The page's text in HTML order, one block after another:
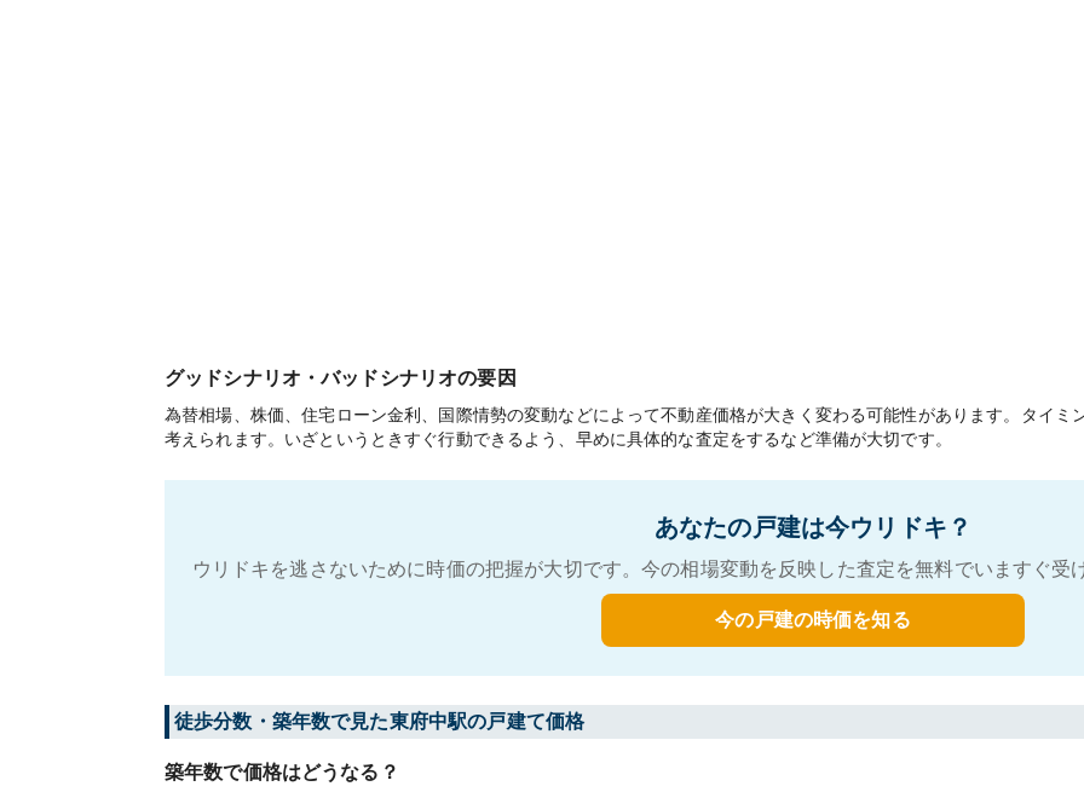
グッドシナリオ・バッドシナリオの要因
為替相場、株価、住宅ローン金利、国際情勢の変動などによって不動産価格が大きく変わる可能性があります。タイミ
考えられます。いざというときすぐ行動できるよう、早めに具体的な査定をするなど準備が大切です。
あなたの戸建は今ウリドキ？
ウリドキを逃さないために時価の把握が大切です。今の相場変動を反映した査定を無料でいますぐ
今の戸建の時価を知る
徒歩分数・築年数で見た東府中駅の戸建て価格
築年数で価格はどうなる？